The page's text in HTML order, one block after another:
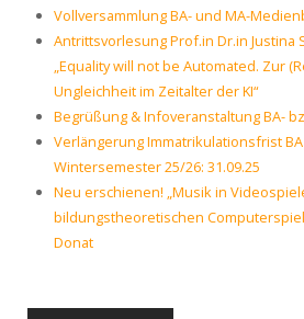
Vollversammlung BA- und MA-
Antrittsvorlesung Prof.in Dr.in Justina
„Equality will not be Automated. Zur
Ungleichheit im Zeitalter der KI“
Begrüßung & Infoveranstaltung BA-
Verlängerung Immatrikulationsfrist
Wintersemester 25/26: 31.09.25
Neu erschienen! „Musik in
bildungstheoretischen
Donat